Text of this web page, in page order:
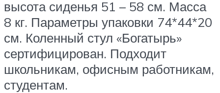
высота сиденья 51 – 58 см. Масса
8 кг. Параметры упаковки 74*44*20
см. Коленный стул «Богатырь»
сертифицирован. Подходит
школьникам, офисным работникам,
студентам.